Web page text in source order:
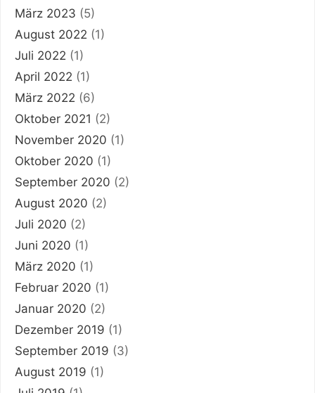
März 2023 (5)
August 2022 (1)
Juli 2022 (1)
April 2022 (1)
März 2022 (6)
Oktober 2021 (2)
November 2020 (1)
Oktober 2020 (1)
September 2020 (2)
August 2020 (2)
Juli 2020 (2)
Juni 2020 (1)
März 2020 (1)
Februar 2020 (1)
Januar 2020 (2)
Dezember 2019 (1)
September 2019 (3)
August 2019 (1)